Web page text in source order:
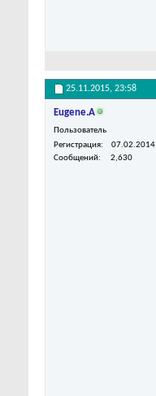
25.11.2015, 23:58
Eugene.A
Пользователь
Регистрация
07.02.2014
Сообщений
2,630